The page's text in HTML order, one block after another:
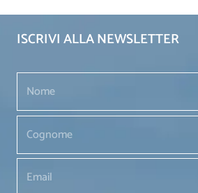
ISCRIVI ALLA NEWSLETTER